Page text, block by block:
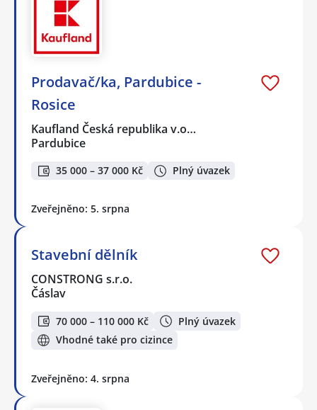
Prodavač/ka, Pardubice -
Rosice
Kaufland Česká republika v.o…
Pardubice
35 000 – 37 000 Kč Plný úvazek
Zveřejněno: 5. srpna
Stavební dělník
CONSTRONG s.r.o.
Čáslav
70 000 – 110 000 Kč
Plný úvazek
Vhodné také pro cizince
Zveřejněno: 4. srpna